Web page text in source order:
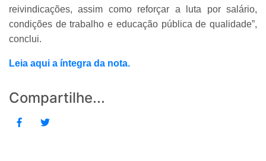
reivindicações, assim como reforçar a luta por salário,
condições de trabalho e educação pública de qualidade”,
conclui.
Leia aqui a íntegra da nota.
Compartilhe...